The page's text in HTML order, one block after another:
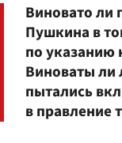
Виновато ли
Пушкина в
по указанию
Виноваты ли
пытались
в правление